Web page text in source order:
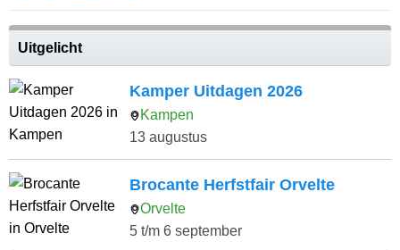
Uitgelicht
Kamper Uitdagen 2026
Kampen
13 augustus
Brocante Herfstfair Orvelte
Orvelte
5 t/m 6 september